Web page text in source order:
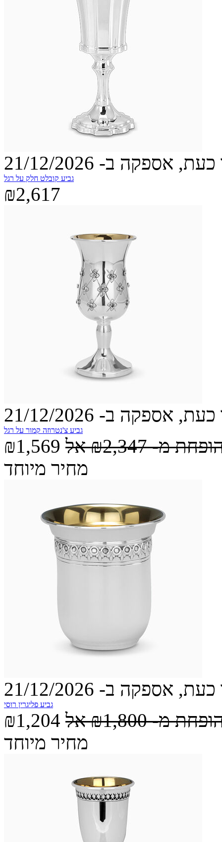
אספקה ב- 21/12/2026
גביע קובלט חלק על רגל
₪2,617
אספקה ב- 21/12/2026
גביע צ'נטרוזה קמור על רגל
₪1,569 מ-₪2,347 אל
מחיר מיוחד
אספקה ב- 21/12/2026
גביע פליגרין רוסי
₪1,204 מ-₪1,800 אל
מחיר מיוחד